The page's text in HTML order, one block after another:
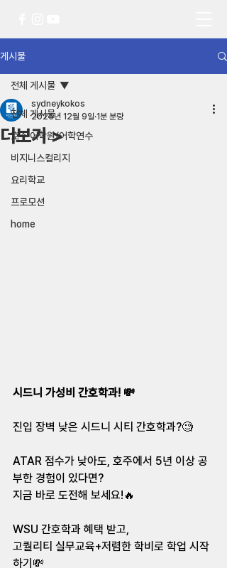
게시물
전체 게시물
호주 어학원/어학연수
비지니스컬리지
요리학교
프로모션
home
전체 게시물
더보기 >
sydneykokos
2025년 12월 9일 1분 분량
시드니 가성비 간호학과! 💸
진입 장벽 낮은 시드니 시티 간호학과?🧐
ATAR 점수가 낮아도, 호주에서 5년 이상 공
부한 경험이 있다면?
지금 바로 도전해 보세요!🔥
WSU 간호학과 혜택 받고,
고퀄리티 실무교육+저렴한 학비로 학업 시작
하기💸